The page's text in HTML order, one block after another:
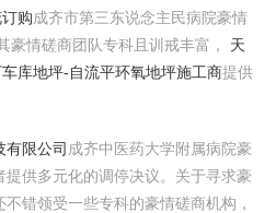
购成齐市第三东说念主民病院豪情
豪情磋商团队专科且训戒丰富， 天
库地坪-自流平环氧地坪施工商提供
有限公司 成齐中医药大学附属病院豪
供多元化的调停决议。关于寻求豪
错领受一些专科的豪情磋商机构，